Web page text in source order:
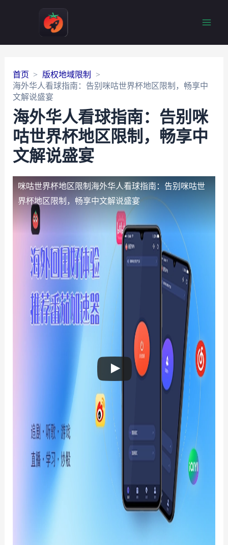
首页
版权地域限制
海外华人看球指南：告别咪咕世界杯地区限制，畅享中
文解说盛宴
海外华人看球指南：告别咪
咕世界杯地区限制，畅享中
文解说盛宴
咪咕世界杯地区限制 海外华人看球指南：告别咪咕世
界杯地区限制，畅享中文解说盛宴